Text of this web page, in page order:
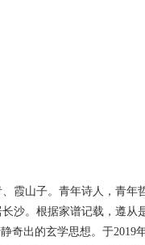
霞山子。青年诗人，青年
沙。根据家谱记载，遵从
奇出的玄学思想。于2019